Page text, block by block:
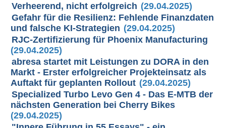
Verheerend, nicht erfolgreich (29.04.2025)
Gefahr für die Resilienz: Fehlende Finanzdaten
und falsche KI-Strategien (29.04.2025)
RJC-Zertifizierung für Phoenix Manufacturing
(29.04.2025)
abresa startet mit Leistungen zu DORA in den
Markt - Erster erfolgreicher Projekteinsatz als
Auftakt für geplanten Rollout (29.04.2025)
Specialized Turbo Levo Gen 4 - Das E-MTB der
nächsten Generation bei Cherry Bikes
(29.04.2025)